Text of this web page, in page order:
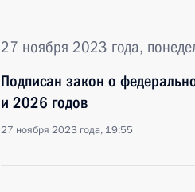
27 ноября 2023 года,
Подписан закон о
и 2026 годов
27 ноября 2023 года, 19:55